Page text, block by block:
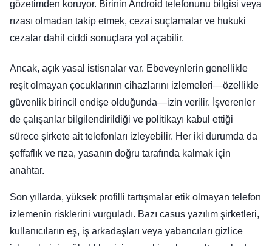
gözetimden koruyor. Birinin Android telefonunu bilgisi veya
rızası olmadan takip etmek, cezai suçlamalar ve hukuki
cezalar dahil ciddi sonuçlara yol açabilir.
Ancak, açık yasal istisnalar var. Ebeveynlerin genellikle
reşit olmayan çocuklarının cihazlarını izlemeleri—özellikle
güvenlik birincil endişe olduğunda—izin verilir. İşverenler
de çalışanlar bilgilendirildiği ve politikayı kabul ettiği
sürece şirkete ait telefonları izleyebilir. Her iki durumda da
şeffaflık ve rıza, yasanın doğru tarafında kalmak için
anahtar.
Son yıllarda, yüksek profilli tartışmalar etik olmayan telefon
izlemenin risklerini vurguladı. Bazı casus yazılım şirketleri,
kullanıcıların eş, iş arkadaşları veya yabancıları gizlice